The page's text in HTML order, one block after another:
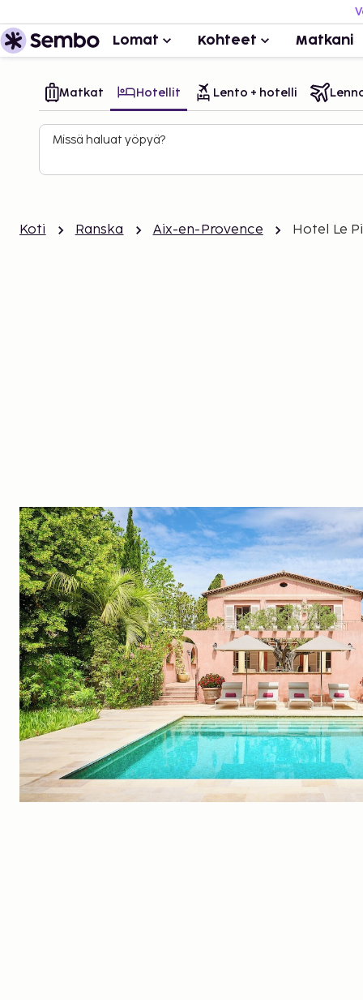
Lomat Kohteet Matkani
Matkat Hotellit Lento + hotelli
Missä haluat yöpyä?
Koti Ranska Aix-en-Provence Hotel Le